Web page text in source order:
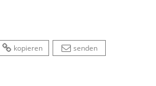
kopieren senden